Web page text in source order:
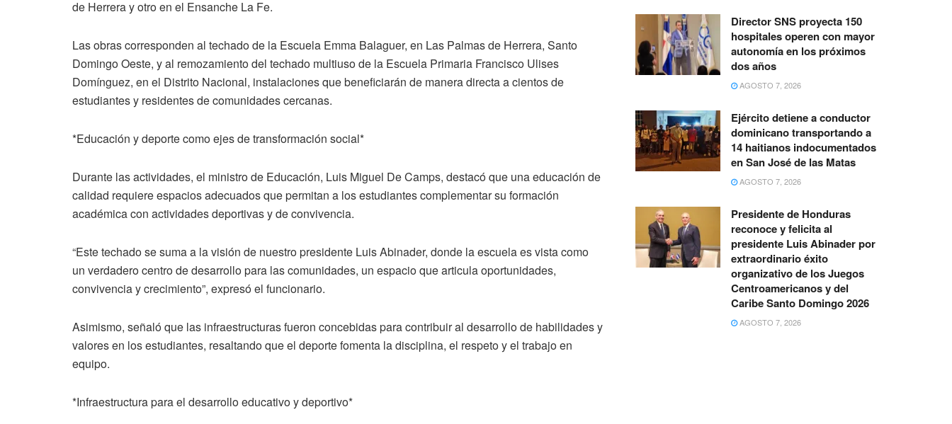
de Herrera y otro en el Ensanche La Fe.
Las obras corresponden al techado de la Escuela Emma Balaguer, en Las Palmas de Herrera, Santo
Domingo Oeste, y al remozamiento del techado multiuso de la Escuela Primaria Francisco Ulises
Domínguez, en el Distrito Nacional, instalaciones que beneficiarán de manera directa a cientos de
estudiantes y residentes de comunidades cercanas.
*Educación y deporte como ejes de transformación social*
Durante las actividades, el ministro de Educación, Luis Miguel De Camps, destacó que una educación de
calidad requiere espacios adecuados que permitan a los estudiantes complementar su formación
académica con actividades deportivas y de convivencia.
“Este techado se suma a la visión de nuestro presidente Luis Abinader, donde la escuela es vista como
un verdadero centro de desarrollo para las comunidades, un espacio que articula oportunidades,
convivencia y crecimiento”, expresó el funcionario.
Asimismo, señaló que las infraestructuras fueron concebidas para contribuir al desarrollo de habilidades y
valores en los estudiantes, resaltando que el deporte fomenta la disciplina, el respeto y el trabajo en
equipo.
*Infraestructura para el desarrollo educativo y deportivo*
Director SNS proyecta 150
hospitales operen con mayor
autonomía en los próximos
dos años
AGOSTO 7, 2026
Ejército detiene a conductor
dominicano transportando a
14 haitianos indocumentados
en San José de las Matas
AGOSTO 7, 2026
Presidente de Honduras
reconoce y felicita al
presidente Luis Abinader por
extraordinario éxito
organizativo de los Juegos
Centroamericanos y del
Caribe Santo Domingo 2026
AGOSTO 7, 2026